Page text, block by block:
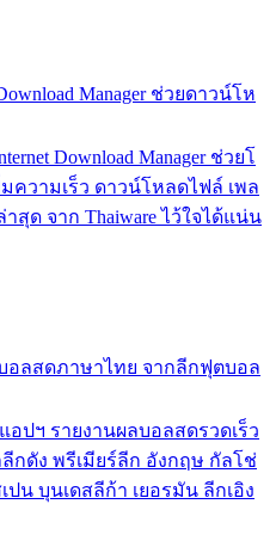
Manager ช่วยดาวน์โห
Download Manager ช่วยโ
ความเร็ว ดาวน์โหลดไฟล์ เพล
สุด จาก Thaiware ไว้ใจได้แน่น
บอลสดภาษาไทย จากลีกฟุตบอล
อปฯ รายงานผลบอลสดรวดเร็ว
กดัง พรีเมียร์ลีก อังกฤษ กัลโช่
ปน บุนเดสลีก้า เยอรมัน ลีกเอิง